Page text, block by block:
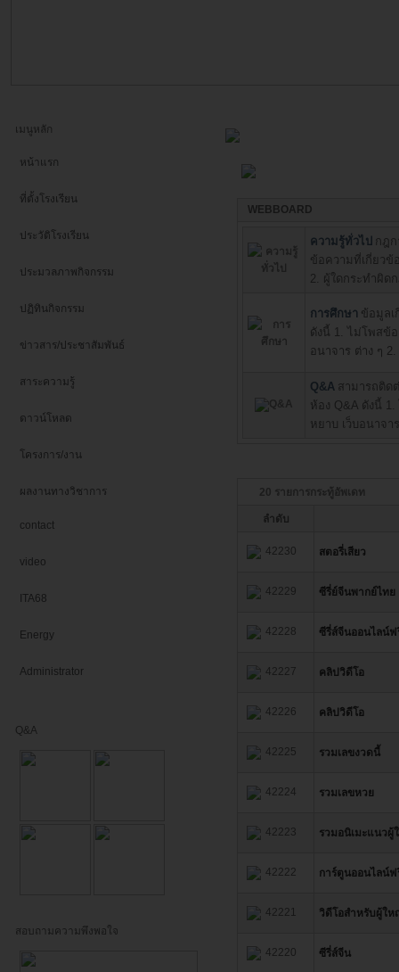
เมนูหลัก
หน้าแรก
ที่ตั้งโรงเรียน
ประวัติโรงเรียน
ประมวลภาพกิจกรรม
ปฏิทินกิจกรรม
ข่าวสาร/ประชาสัมพันธ์
สาระความรู้
ดาวน์โหลด
โครงการ/งาน
ผลงานทางวิชาการ
contact
video
ITA68
Energy
Administrator
Q&A
สอบถามความพึงพอใจ
WEBBOARD
ความรู้ทั่วไป กฎ
ข้อความที่เกี่ยวข้
2. ผู้ใดกระทำผิด
การศึกษา ข้อมูลเ
ดังนี้ 1. ไม่โพสข้
อนาจาร ต่าง ๆ
Q&A สามารถติด
ห้อง Q&A ดังนี้
หยาบ เว็บอนาจ
20 รายการกระทู้อัพเดท
ลำดับ
42230 สตอรี่เสียว
42229 ซีรี่ย์จีนพากย์ไทย
42228 ซีรี่ส์จีนออนไลน์ฟ
42227 คลิปวิดีโอ
42226 คลิปวิดีโอ
42225 รวมเลขงวดนี้
42224 รวมเลขหวย
42223 รวมอนิเมะแนวผู้
42222 การ์ตูนออนไลน์
42221 วิดีโอสำหรับผู้ใ
42220 ซีรี่ส์จีน